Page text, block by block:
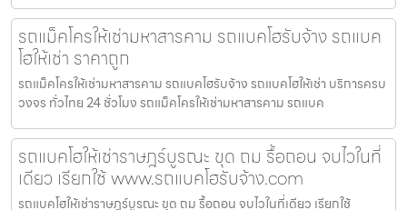
รถแม็คโครให้เช่ามหาสารคาม รถแบคโฮรับจ้าง รถแบค
โฮให้เช่า ราคาถูก
รถแม็คโครให้เช่ามหาสารคาม รถแบคโฮรับจ้าง รถแบคโฮให้เช่า บริการครบ
วงจร ทั่วไทย 24 ชั่วโมง รถแม็คโครให้เช่ามหาสารคาม รถแบค
รถแบคโฮให้เช่าราษฎร์บูรณะ ขุด ถม รื้อถอน จบไวในที่
เดียว เรียกใช้ www.รถแบคโฮรับจ้าง.com
รถแบคโฮให้เช่าราษฎร์บูรณะ ขุด ถม รื้อถอน จบไวในที่เดียว เรียกใช้